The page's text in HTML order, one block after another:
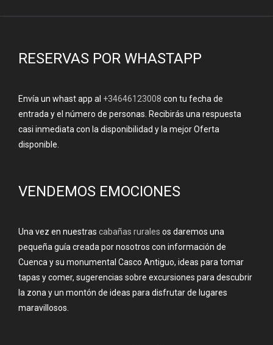
RESERVAS POR WHASTAPP
Envía un whast app al +34646123008 con tu fecha de
entrada y el número de personas. Recibirás una respuesta
casi inmediata con la disponibilidad y la mejor Oferta
disponible.
VENDEMOS EMOCIONES
Una vez en nuestras cabañas rurales os daremos una
pequeña guía creada por nosotros con información de
Cuenca y su monumental Casco Antiguo, ideas para tomar
tapas y comer, sugerencias sobre excursiones para descubrir
la zona y un montón de ideas para disfrutar de lugares
maravillosos.